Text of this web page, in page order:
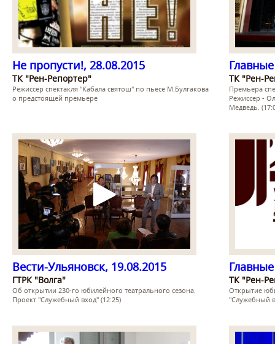
Не пропусти!, 28.08.2015
ТК "Рен-Репортер"
Режиссер спектакля "Кабала святош" по пьесе М.Булгакова
о предстоящей премьере
ТК "Рен-
Премьера
Режиссер -
Медведь.
Вести-Ульяновск, 19.08.2015
ГТРК "Волга"
Об открытии 230-го юбилейного театрального сезона.
Проект "Служебный вход" (12:25)
ТК "Рен-
Открытие
"Служебный